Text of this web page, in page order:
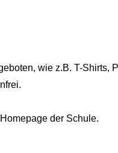
wie z.B. T-Shirts,
der Schule.